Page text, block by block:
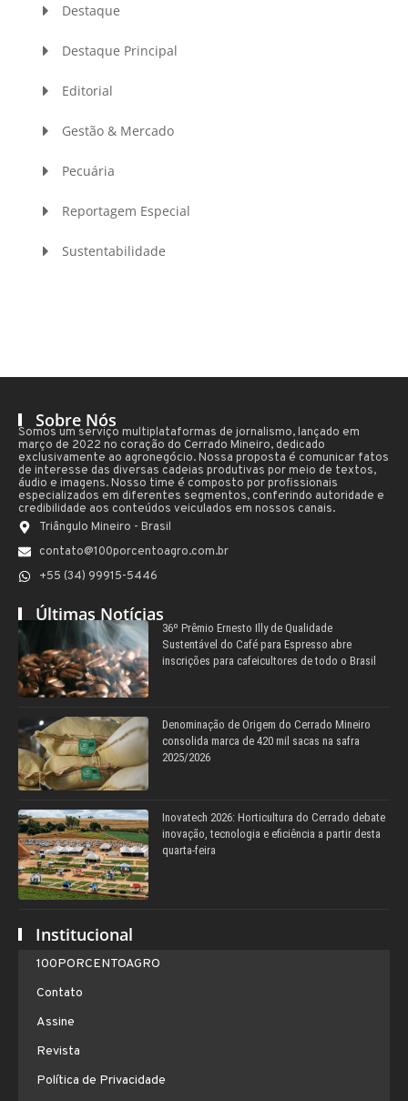
Destaque
Destaque Principal
Editorial
Gestão & Mercado
Pecuária
Reportagem Especial
Sustentabilidade
Sobre Nós
Somos um serviço multiplataformas de jornalismo, lançado em
março de 2022 no coração do Cerrado Mineiro, dedicado
exclusivamente ao agronegócio. Nossa proposta é comunicar fatos
de interesse das diversas cadeias produtivas por meio de textos,
áudio e imagens. Nosso time é composto por profissionais
especializados em diferentes segmentos, conferindo autoridade e
credibilidade aos conteúdos veiculados em nossos canais.
Triângulo Mineiro - Brasil
contato@100porcentoagro.com.br
+55 (34) 99915-5446
Últimas Notícias
36º Prêmio Ernesto Illy de Qualidade
Sustentável do Café para Espresso abre
inscrições para cafeicultores de todo o Brasil
Denominação de Origem do Cerrado Mineiro
consolida marca de 420 mil sacas na safra
2025/2026
Inovatech 2026: Horticultura do Cerrado debate
inovação, tecnologia e eficiência a partir desta
quarta-feira
Institucional
100PORCENTOAGRO
Contato
Assine
Revista
Política de Privacidade